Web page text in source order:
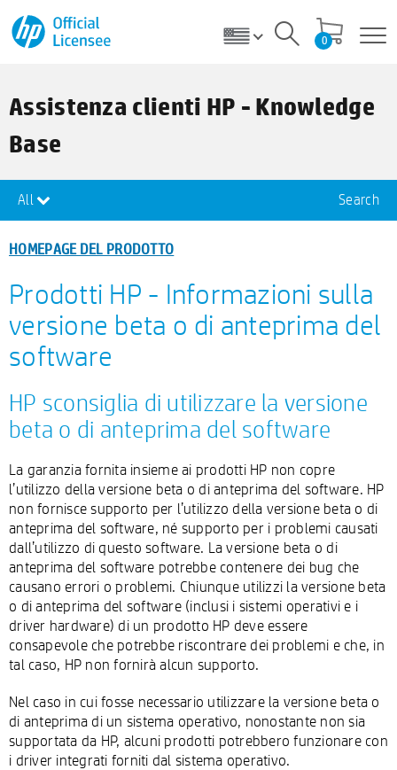
0
Assistenza clienti HP - Knowledge
Base
All Search
HOMEPAGE DEL PRODOTTO
Prodotti HP - Informazioni sulla
versione beta o di anteprima del
software
HP sconsiglia di utilizzare la versione
beta o di anteprima del software
La garanzia fornita insieme ai prodotti HP non copre
l’utilizzo della versione beta o di anteprima del software. HP
non fornisce supporto per l’utilizzo della versione beta o di
anteprima del software, né supporto per i problemi causati
dall’utilizzo di questo software. La versione beta o di
anteprima del software potrebbe contenere dei bug che
causano errori o problemi. Chiunque utilizzi la versione beta
o di anteprima del software (inclusi i sistemi operativi e i
driver hardware) di un prodotto HP deve essere
consapevole che potrebbe riscontrare dei problemi e che, in
tal caso, HP non fornirà alcun supporto.
Nel caso in cui fosse necessario utilizzare la versione beta o
di anteprima di un sistema operativo, nonostante non sia
supportata da HP, alcuni prodotti potrebbero funzionare con
i driver integrati forniti dal sistema operativo.